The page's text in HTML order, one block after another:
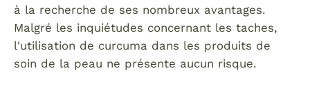
à la recherche de ses nombreux avantages.
Malgré les inquiétudes concernant les taches,
l'utilisation de curcuma dans les produits de
soin de la peau ne présente aucun risque.